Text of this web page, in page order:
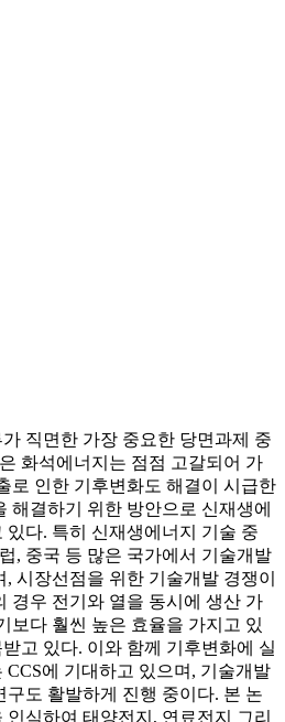
직면한 가장 중요한 당면과제 중
화석에너지는 점점 고갈되어 가
로 인한 기후변화도 해결이 시급한
해결하기 위한 방안으로 신재생에
다. 특히 신재생에너지 기술 중
, 중국 등 많은 국가에서 기술개발
시장선점을 위한 기술개발 경쟁이
경우 전기와 열을 동시에 생산 가
보다 훨씬 높은 효율을 가지고 있
고 있다. 이와 함께 기후변화에 실
에 기대하고 있으며, 기술개발
도 활발하게 진행 중이다. 본 논
식하여 태양전지, 연료전지 그리